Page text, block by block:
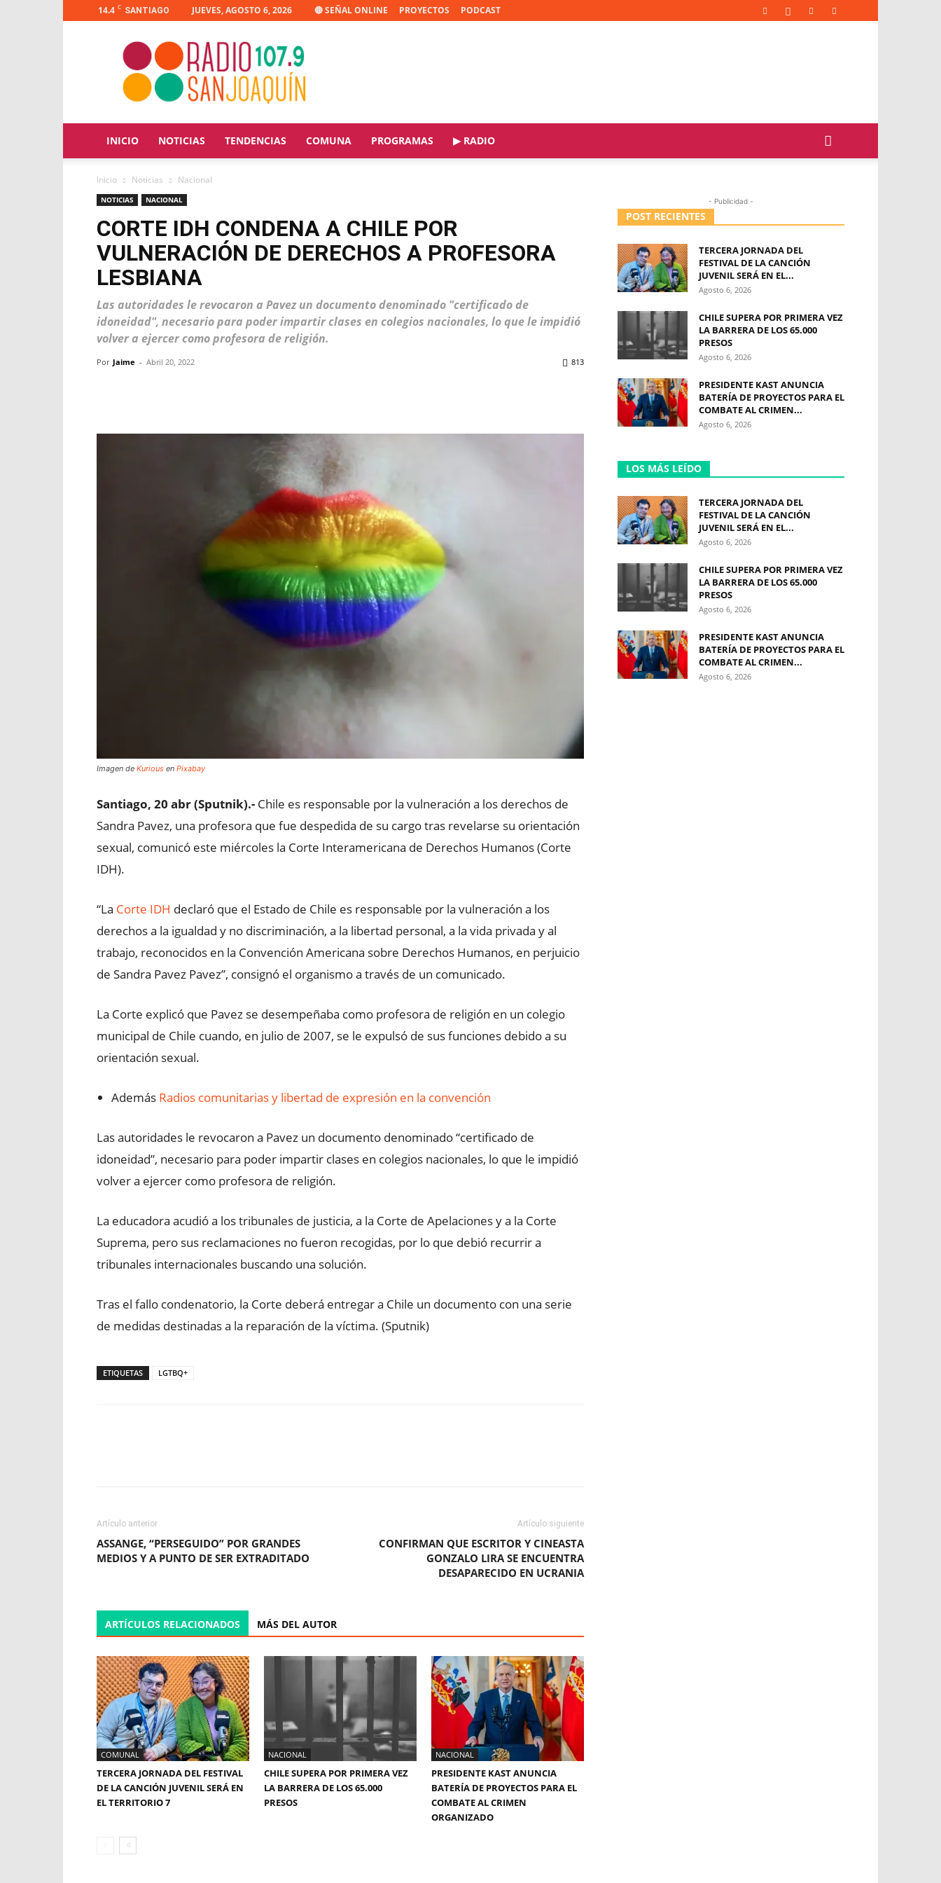
14.4 C SANTIAGO JUEVES, AGOSTO 6, 2026 🔴 SEÑAL ONLINE PROYECTOS PODCAST
Radio
Joaquín
INICIO NOTICIAS TENDENCIAS COMUNA PROGRAMAS ▶ RADIO
Inicio Noticias Nacional
NOTICIAS NACIONAL
CORTE IDH CONDENA A CHILE POR
VULNERACIÓN DE DERECHOS A PROFESORA
LESBIANA
Las autoridades le revocaron a Pavez un documento denominado "certificado de
idoneidad", necesario para poder impartir clases en colegios nacionales, lo que le impidió
volver a ejercer como profesora de religión.
Por Jaime - Abril 20, 2022 813
Imagen de Kurious en Pixabay
Santiago, 20 abr (Sputnik).- Chile es responsable por la vulneración a los derechos de
Sandra Pavez, una profesora que fue despedida de su cargo tras revelarse su orientación
sexual, comunicó este miércoles la Corte Interamericana de Derechos Humanos (Corte
IDH).
“La Corte IDH declaró que el Estado de Chile es responsable por la vulneración a los
derechos a la igualdad y no discriminación, a la libertad personal, a la vida privada y al
trabajo, reconocidos en la Convención Americana sobre Derechos Humanos, en perjuicio
de Sandra Pavez Pavez”, consignó el organismo a través de un comunicado.
La Corte explicó que Pavez se desempeñaba como profesora de religión en un colegio
municipal de Chile cuando, en julio de 2007, se le expulsó de sus funciones debido a su
orientación sexual.
Además Radios comunitarias y libertad de expresión en la convención
Las autoridades le revocaron a Pavez un documento denominado “certificado de
idoneidad”, necesario para poder impartir clases en colegios nacionales, lo que le impidió
volver a ejercer como profesora de religión.
La educadora acudió a los tribunales de justicia, a la Corte de Apelaciones y a la Corte
Suprema, pero sus reclamaciones no fueron recogidas, por lo que debió recurrir a
tribunales internacionales buscando una solución.
Tras el fallo condenatorio, la Corte deberá entregar a Chile un documento con una serie
de medidas destinadas a la reparación de la víctima. (Sputnik)
ETIQUETAS LGTBQ+
Artículo anterior
ASSANGE, “PERSEGUIDO” POR GRANDES
MEDIOS Y A PUNTO DE SER EXTRADITADO
Artículo siguiente
CONFIRMAN QUE ESCRITOR Y CINEASTA
GONZALO LIRA SE ENCUENTRA
DESAPARECIDO EN UCRANIA
ARTÍCULOS RELACIONADOS MÁS DEL AUTOR
COMUNAL
TERCERA JORNADA DEL FESTIVAL
DE LA CANCIÓN JUVENIL SERÁ EN
EL TERRITORIO 7
NACIONAL
CHILE SUPERA POR PRIMERA VEZ
LA BARRERA DE LOS 65.000
PRESOS
NACIONAL
PRESIDENTE KAST ANUNCIA
BATERÍA DE PROYECTOS PARA EL
COMBATE AL CRIMEN
ORGANIZADO
- Publicidad -
POST RECIENTES
TERCERA JORNADA DEL
FESTIVAL DE LA CANCIÓN
JUVENIL SERÁ EN EL...
Agosto 6, 2026
CHILE SUPERA POR PRIMERA VEZ
LA BARRERA DE LOS 65.000
PRESOS
Agosto 6, 2026
PRESIDENTE KAST ANUNCIA
BATERÍA DE PROYECTOS PARA EL
COMBATE AL CRIMEN...
Agosto 6, 2026
LOS MÁS LEÍDO
TERCERA JORNADA DEL
FESTIVAL DE LA CANCIÓN
JUVENIL SERÁ EN EL...
Agosto 6, 2026
CHILE SUPERA POR PRIMERA VEZ
LA BARRERA DE LOS 65.000
PRESOS
Agosto 6, 2026
PRESIDENTE KAST ANUNCIA
BATERÍA DE PROYECTOS PARA EL
COMBATE AL CRIMEN...
Agosto 6, 2026